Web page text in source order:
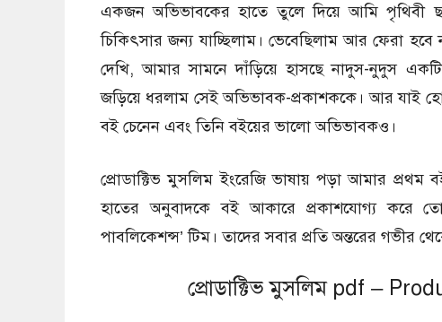
একজন অভিভাবকের হাতে তুলে দিয়ে আমি পৃথিবী
চিকিৎসার জন্য যাচ্ছিলাম। ভেবেছিলাম আর ফেরা
দেখি, আমার সামনে দাঁড়িয়ে হাসছে নাদুস-নুদুস
জড়িয়ে ধরলাম সেই অভিভাবক-প্রকাশককে। আর যাই
বই চেনেন এবং তিনি বইয়ের ভালো অভিভাবকও।
প্রোডাক্টিভ মুসলিম ইংরেজি ভাষায় পড়া আমার
হাতের অনুবাদকে বই আকারে প্রকাশযোগ্য করে
পাবলিকেশন্স’ টিম। তাদের সবার প্রতি অন্তরের গভীর
প্রোডাক্টিভ মুসলিম pdf –